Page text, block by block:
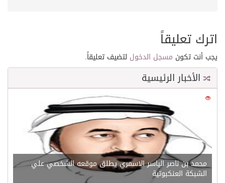
اترك تعليقاً
يجب أنت تكون مسجل الدخول لتضيف تعليقاً.
الأخبار الرئيسية
21537
محمد بن ناصر الياسر الاسمري يطلق موقعه الشخصي علي
الشبكة العنكبوتية